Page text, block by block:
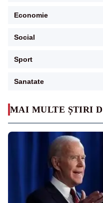
MAI MULTE ȘTIRI
Economie
Social
Sport
Sanatate